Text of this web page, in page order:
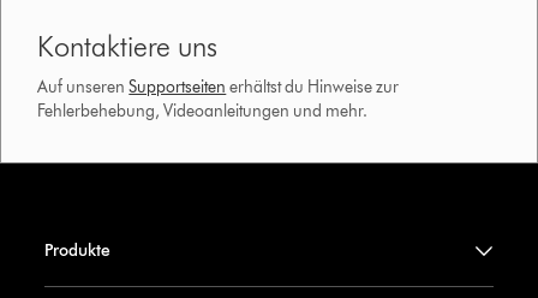
Kontaktiere uns
Auf unserenSupportseiten erhältst du Hinweise zur
Fehlerbehebung, Videoanleitungen und mehr.
Produkte